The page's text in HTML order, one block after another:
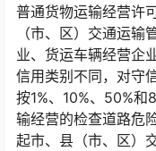
普通货物运输经营许
（市、区）交通运
业、货运车辆经营企
信用类别不同，对守
按1%、10%、50%和
输经营的检查道路危
起市、县（市、区）